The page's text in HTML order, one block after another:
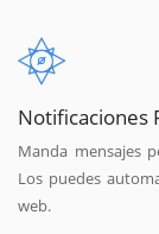
Notificaciones
Manda mensajes
Los puedes
web.